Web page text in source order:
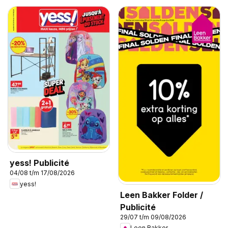
yess! Publicité
04/08 t/m 17/08/2026
yess!
Leen Bakker Folder /
Publicité
29/07 t/m 09/08/2026